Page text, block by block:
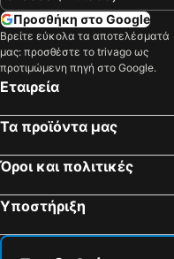
Προσθήκη στο Google
Βρείτε εύκολα τα αποτελέσματά
μας: προσθέστε το trivago ως
προτιμώμενη πηγή στο Google.
Εταιρεία
Τα προϊόντα μας
Όροι και πολιτικές
Υποστήριξη